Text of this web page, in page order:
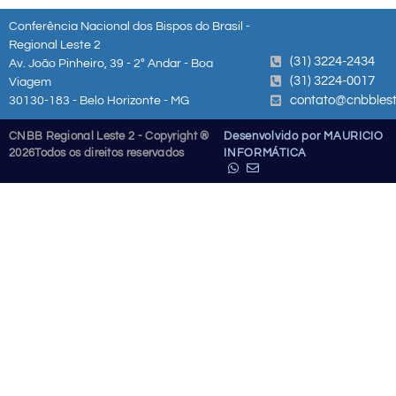
Conferência Nacional dos Bispos do Brasil -
Regional Leste 2
Av. João Pinheiro, 39 - 2º Andar - Boa
Viagem
30130-183 - Belo Horizonte - MG
(31) 3224-2434
(31) 3224-0017
CNBB Regional Leste 2 - Copyright ®
2026Todos os direitos reservados
Desenvolvido por MAURICIO
INFORMÁTICA